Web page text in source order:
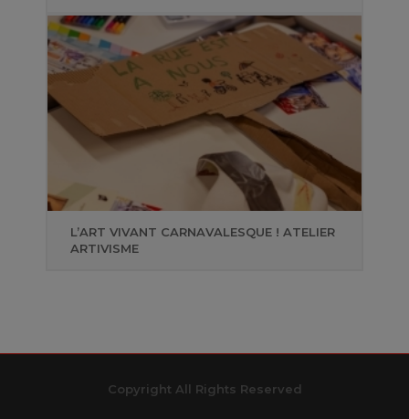
L’ART VIVANT CARNAVALESQUE ! ATELIER
ARTIVISME
Copyright All Rights Reserved